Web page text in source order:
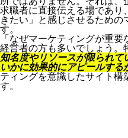
求職者に直接伝える場であり
きたい」と感じさせるための
す。
「なぜマーケティングが重
経営者の方も多いでしょう。
知名度やリソースが限られ
いかに効果的にアピールする
ティングを意識したサイト構
す。